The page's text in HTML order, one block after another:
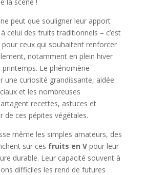
peut que souligner leur apport
celui des fruits traditionnels – c’est
ceux qui souhaitent renforcer
notamment en plein hiver
printemps. Le phénomène
une curiosité grandissante, aidée
et les nombreuses
recettes, astuces et
de ces pépites végétales.
même les simples amateurs, des
sur ces fruits en Vpour leur
durable. Leur capacité souvent à
difficiles les rend de futures